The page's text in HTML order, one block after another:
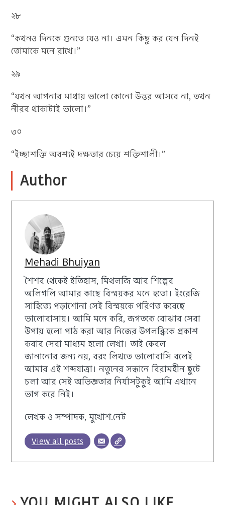
২৮
“কখনও দিনকে গুনতে যেও না। এমন কিছু কর যেন দিনই
তোমাকে মনে রাখে।”
২৯
“যখন আপনার মাথায় ভালো কোনো উত্তর আসবে না, তখন
নীরব থাকাটাই ভালো।”
৩০
“ইচ্ছাশক্তি অবশ্যই দক্ষতার চেয়ে শক্তিশালী।”
Author
Mehadi Bhuiyan
শৈশব থেকেই ইতিহাস, মিথলজি আর শিল্পের
অলিগলি আমার কাছে বিস্ময়কর মনে হতো। ইংরেজি
সাহিত্যে পড়াশোনা সেই বিস্ময়কে পরিণত করেছে
ভালোবাসায়। আমি মনে করি, জগতকে বোঝার সেরা
উপায় হলো পাঠ করা আর নিজের উপলব্ধিকে প্রকাশ
করার সেরা মাধ্যম হলো লেখা। তাই কেবল
জানানোর জন্য নয়, বরং লিখতে ভালোবাসি বলেই
আমার এই শব্দযাত্রা। নতুনের সন্ধানে বিরামহীন ছুটে
চলা আর সেই অভিজ্ঞতার নির্যাসটুকুই আমি এখানে
ভাগ করে নিই।
লেখক ও সম্পাদক, মুখোশ.নেট
View all posts